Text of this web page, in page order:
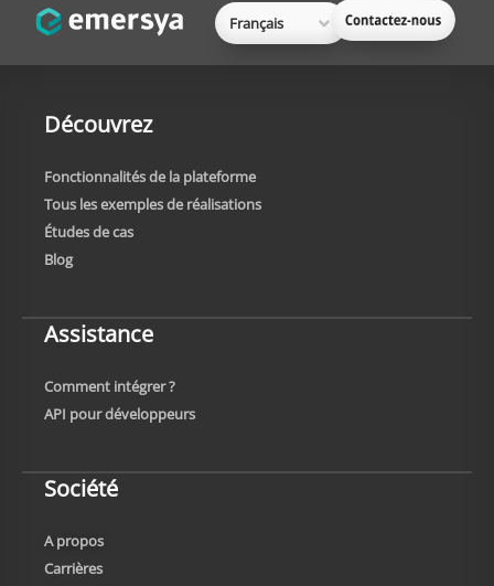
Français
Découvrez
Fonctionnalités de la plateforme
Tous les exemples de réalisations
Études de cas
Blog
Assistance
Comment intégrer ?
API pour développeurs
Société
A propos
Carrières